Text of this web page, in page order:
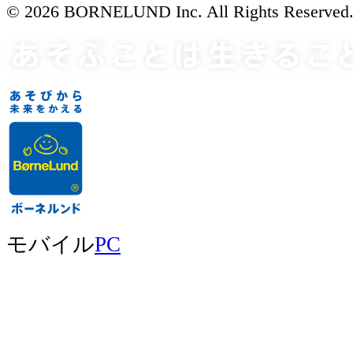
© 2026 BORNELUND Inc. All Rights Reserved.
モバイルPC